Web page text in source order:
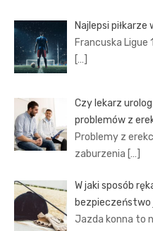
Najlepsi
Francuska Ligue
[…]
Czy lekarz
problemów z
Problemy z
zaburzenia […]
W jaki sposób
bezpieczeństwo
Jazda konna to